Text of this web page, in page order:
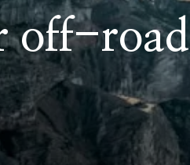
off-road